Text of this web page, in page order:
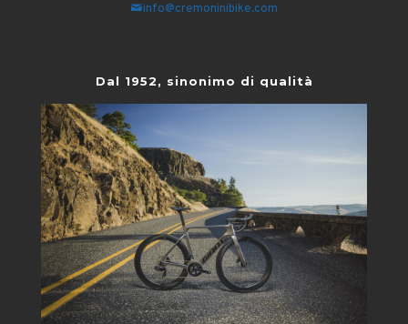
info@cremoninibike.com
Dal 1952, sinonimo di qualità